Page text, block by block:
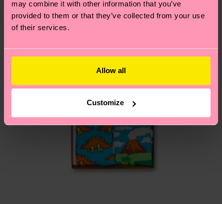
may combine it with other information that you’ve
provided to them or that they’ve collected from your use
of their services.
Allow all
Customize
Polyamide, 14% Polyamide recyclé, 1% Elasthanne